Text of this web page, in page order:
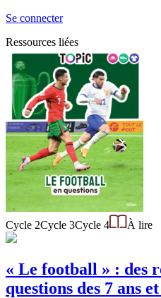
Se connecter
Ressources liées
Cycle 2Cycle 3Cycle 4 À lire
« Le football » : des
questions des 7 ans